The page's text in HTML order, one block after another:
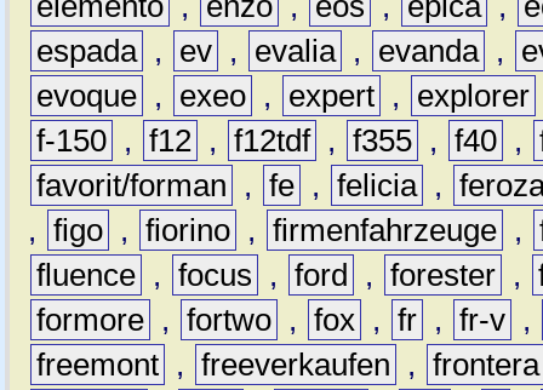
espada , ev , evalia , evanda ,
evoque , exeo , expert , explorer
f-150 , f12 , f12tdf , f355 , f40 ,
favorit/forman
, fe , felicia ,
, figo , fiorino , firmenfahrzeuge ,
fluence , focus , ford , forester ,
formore , fortwo , fox , fr , fr-v ,
freemont , freeverkaufen , frontera